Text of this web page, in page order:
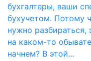
бухгалтеры, ваши
бухучетом. Потому
нужно
на каком-то
начнем? В этой...